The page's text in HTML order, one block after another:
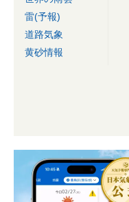
雷(予報)
道路気象
黄砂情報